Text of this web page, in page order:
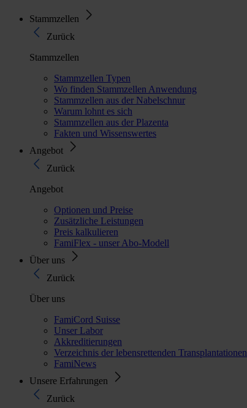
Stammzellen
Zurück
Stammzellen
Stammzellen Typen
Wo finden Stammzellen Anwendung
Stammzellen aus der Nabelschnur
Warum lohnt es sich
Stammzellen aus der Plazenta
Fakten und Wissenswertes
Angebot
Zurück
Angebot
Optionen und Preise
Zusätzliche Leistungen
Preis kalkulieren
FamiFlex - unser Abo-Modell
Über uns
Zurück
Über uns
FamiCord Suisse
Unser Labor
Akkreditierungen
Verzeichnis der lebensrettenden Transplantationen
FamiNews
Unsere Erfahrungen
Zurück